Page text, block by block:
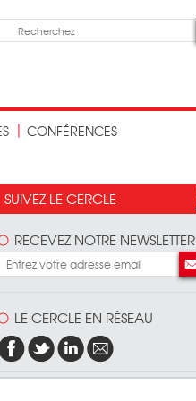
CONFÉRENCES
SUIVEZ LE CERCLE
RECEVEZ NOTRE NEWSLETTER
LE CERCLE EN RÉSEAU